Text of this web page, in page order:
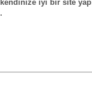
iyi bir site